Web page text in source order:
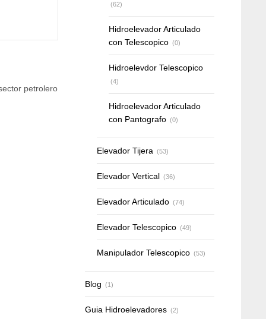
petrolero
(62)
Hidroelevador Articulado
con Telescopico (0)
Hidroelevdor Telescopico
(4)
Hidroelevador Articulado
con Pantografo (0)
Elevador Tijera (53)
Elevador Vertical (36)
Elevador Articulado (74)
Elevador Telescopico (49)
Manipulador Telescopico (53)
Blog (1)
Guia Hidroelevadores (2)